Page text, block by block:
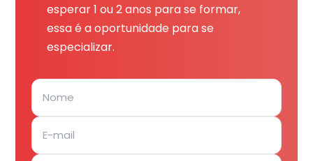
esperar 1 ou 2 anos para se formar,
essa é a oportunidade para se
especializar.